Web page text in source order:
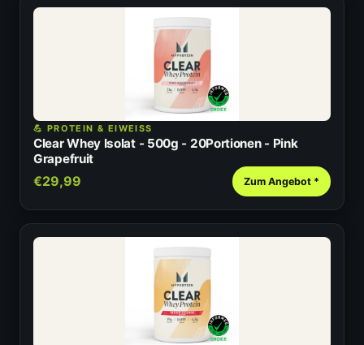
💪 PROTEIN & EIWEISS
Clear Whey Isolat - 500g - 20Portionen - Pink
Grapefruit
€29,99 Zum Angebot *